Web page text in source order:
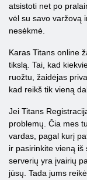
atsistoti net po
vėl su savo varžovą
nesėkmė.
Karas Titans online
tikslą. Tai, kad
ruožtu, žaidėjas
kad reikš tik vieną
Jei Titans
problemų. Čia mes
vardas, pagal kurį
ir pasirinkite vieną iš
serverių yra įvairių
jūsų. Tada jums